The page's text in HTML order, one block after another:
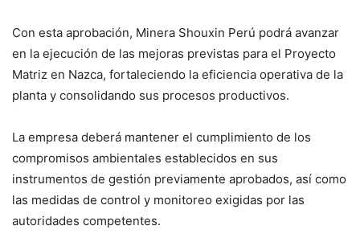
Con esta aprobación, Minera Shouxin Perú podrá avanzar
en la ejecución de las mejoras previstas para el Proyecto
Matriz en Nazca, fortaleciendo la eficiencia operativa de la
planta y consolidando sus procesos productivos.
La empresa deberá mantener el cumplimiento de los
compromisos ambientales establecidos en sus
instrumentos de gestión previamente aprobados, así como
las medidas de control y monitoreo exigidas por las
autoridades competentes.